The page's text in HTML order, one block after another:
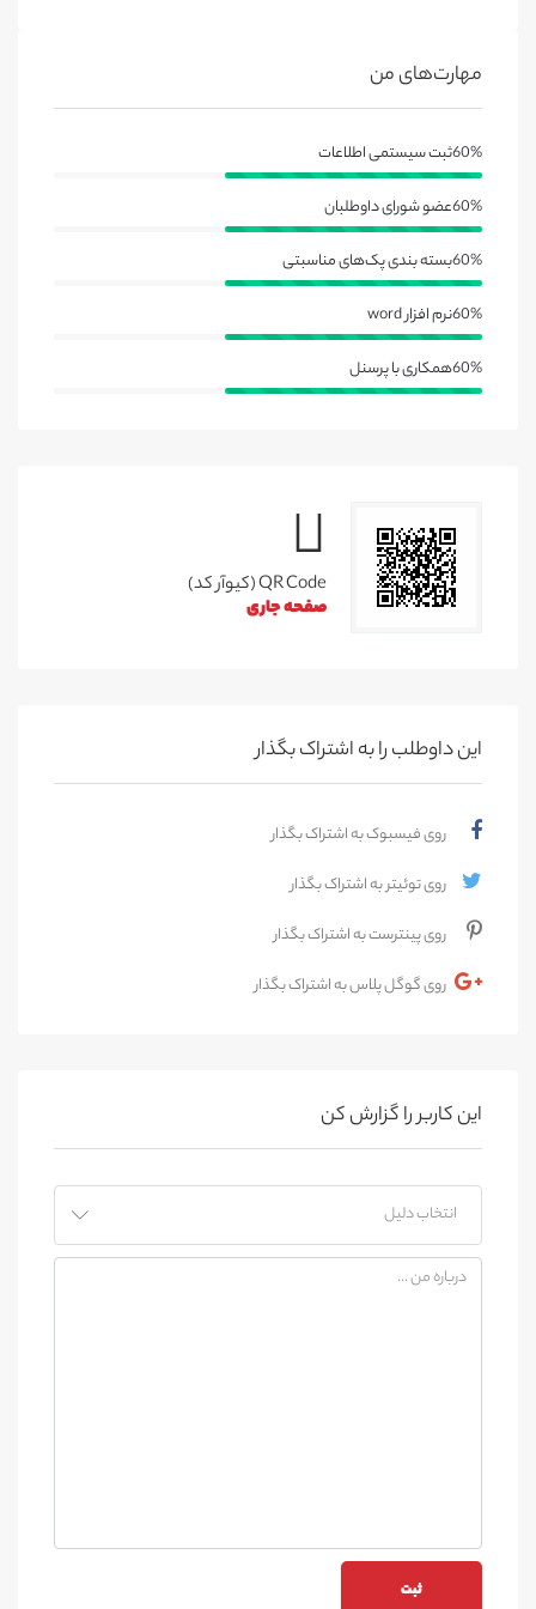
مهارت‌های من
ثبت سیستمی اطلاعات60%
عضو شورای داوطلبان60%
بسته بندی پک‌های مناسبتی60%
نرم افزار word60%
همکاری با پرسنل60%
QR Code (کیوآر کد)
صفحه جاری
این داوطلب را به اشتراک بگذار
روی فیسبوک به اشتراک بگذار
روی توئیتر به اشتراک بگذار
روی پینترست به اشتراک بگذار
روی گوگل پلاس به اشتراک بگذار
این کاربر را گزارش کن